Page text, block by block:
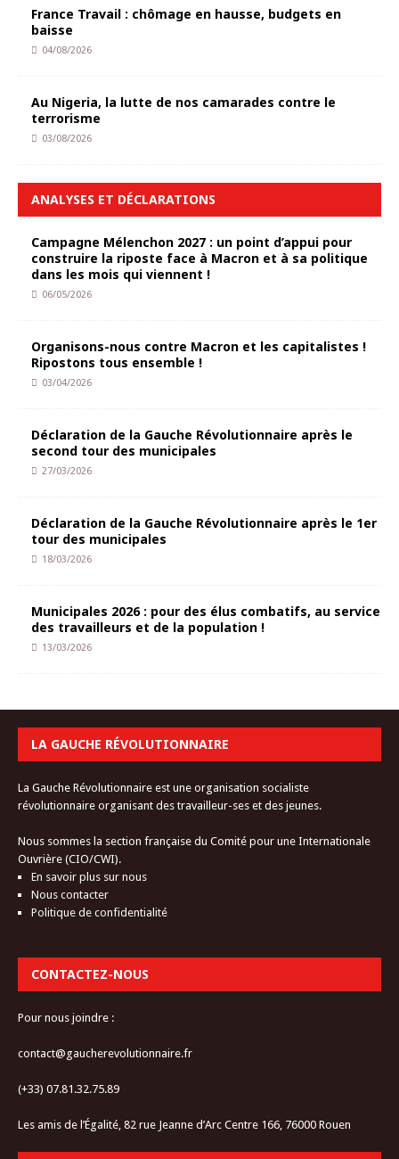
France Travail : chômage en hausse, budgets en
baisse
04/08/2026
Au Nigeria, la lutte de nos camarades contre le
terrorisme
03/08/2026
ANALYSES ET DÉCLARATIONS
Campagne Mélenchon 2027 : un point d’appui pour
construire la riposte face à Macron et à sa politique
dans les mois qui viennent !
06/05/2026
Organisons-nous contre Macron et les capitalistes !
Ripostons tous ensemble !
03/04/2026
Déclaration de la Gauche Révolutionnaire après le
second tour des municipales
27/03/2026
Déclaration de la Gauche Révolutionnaire après le 1er
tour des municipales
18/03/2026
Municipales 2026 : pour des élus combatifs, au service
des travailleurs et de la population !
13/03/2026
LA GAUCHE RÉVOLUTIONNAIRE
La Gauche Révolutionnaire est une organisation socialiste
révolutionnaire organisant des travailleur-ses et des jeunes.
Nous sommes la section française du Comité pour une Internationale
Ouvrière (CIO/CWI).
En savoir plus sur nous
Nous contacter
Politique de confidentialité
CONTACTEZ-NOUS
Pour nous joindre :
contact@gaucherevolutionnaire.fr
(+33) 07.81.32.75.89
Les amis de l’Égalité, 82 rue Jeanne d’Arc Centre 166, 76000 Rouen